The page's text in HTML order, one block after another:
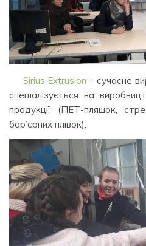
Sirius Extrusion – сучасне
спеціалізується на
продукції (ПЕТ-пляшок,
бар’єрних плівок).